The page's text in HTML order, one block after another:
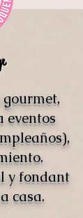
eventos
y fondant
casa.